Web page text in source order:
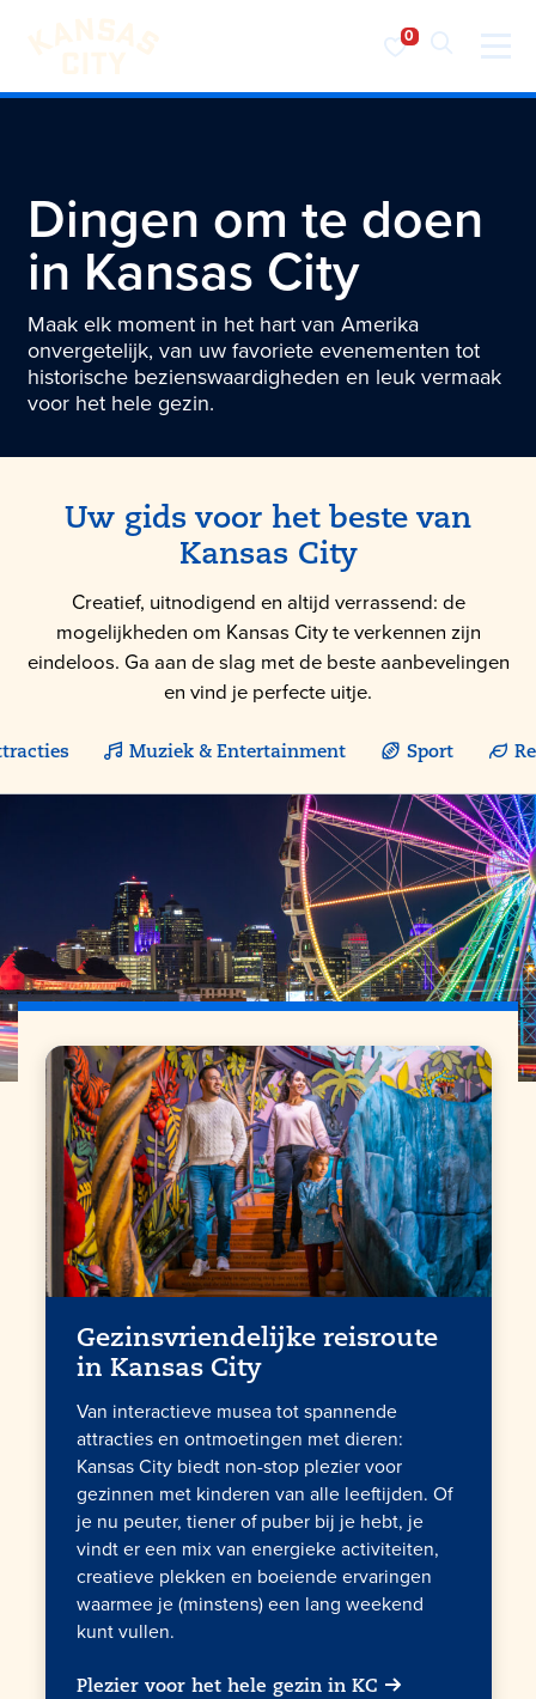
Bezoek KC
Dingen om te doen
in Kansas City
Maak elk moment in het hart van Amerika
onvergetelijk, van uw favoriete evenementen tot
historische bezienswaardigheden en leuk vermaak
voor het hele gezin.
Uw gids voor het beste van
Kansas City
Creatief, uitnodigend en altijd verrassend: de
mogelijkheden om Kansas City te verkennen zijn
eindeloos. Ga aan de slag met de beste aanbevelingen
en vind je perfecte uitje.
Muziek & Entertainment Sport
Gezinsvriendelijke reisroute
in Kansas City
Van interactieve musea tot spannende
attracties en ontmoetingen met dieren:
Kansas City biedt non-stop plezier voor
gezinnen met kinderen van alle leeftijden. Of
je nu peuter, tiener of puber bij je hebt, je
vindt er een mix van energieke activiteiten,
creatieve plekken en boeiende ervaringen
waarmee je (minstens) een lang weekend
kunt vullen.
Plezier voor het hele gezin in KC